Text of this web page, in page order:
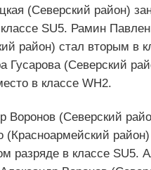
(Северский район)
SU5. Рамин
район) стал вторым в
Гусарова (Северский
в классе WH2.
Воронов (Северский
(Красноармейский
разряде в классе SU5.